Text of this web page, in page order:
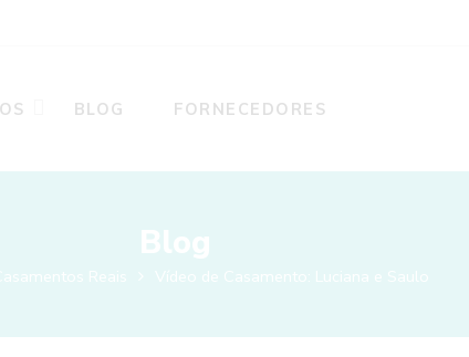
BLOG FORNECEDORES
Blog
Reais Vídeo de Casamento: Luciana e Saulo